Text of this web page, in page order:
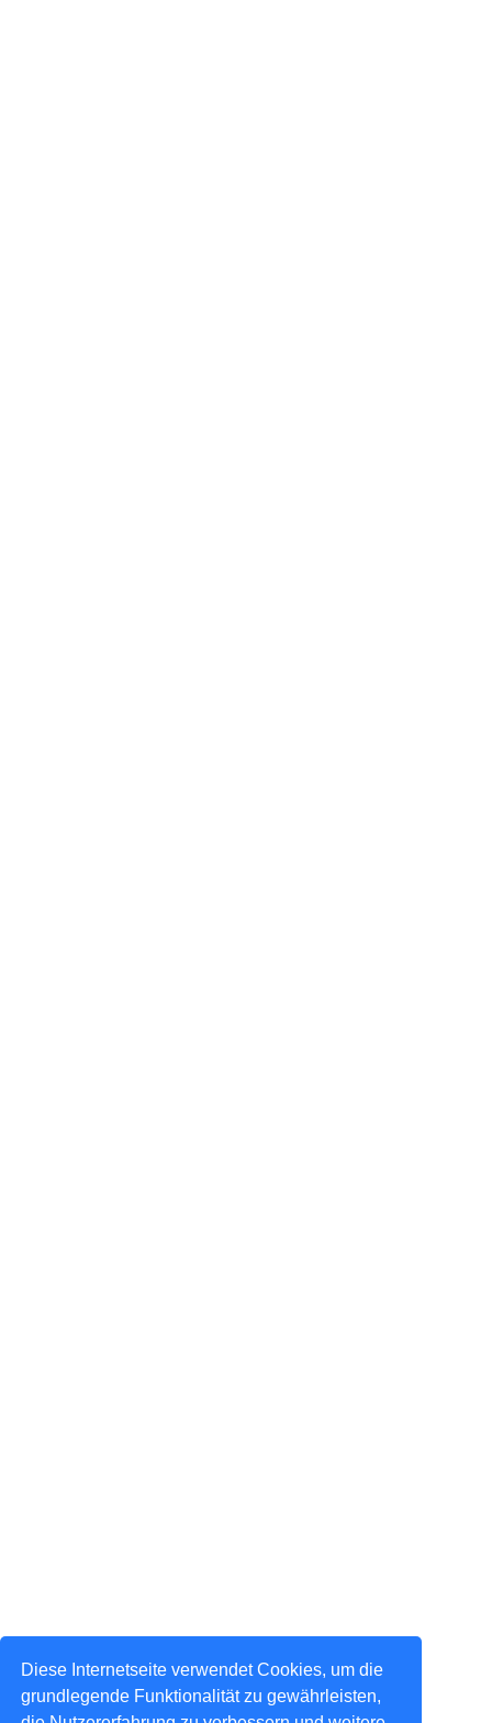
Diese Internetseite verwendet Cookies, um die
grundlegende Funktionalität zu gewährleisten,